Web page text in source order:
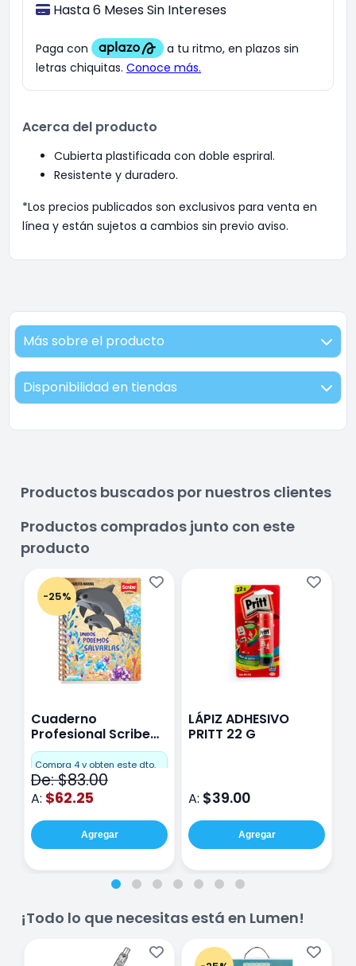
Hasta 6 Meses Sin Intereses
Acerca del producto
Cubierta plastificada con doble espriral.
Resistente y duradero.
*Los precios publicados son exclusivos para venta en
línea y están sujetos a cambios sin previo aviso.
Más sobre el producto
Disponibilidad en tiendas
Productos buscados por nuestros clientes
Productos comprados junto con este
producto
-25%
Cuaderno
Profesional Scribe
Ecológico Cuadro
Chico 100 Hojas
Compra 4 y obten este dto.
De: $83.00
A: $62.25
Agregar
LÁPIZ ADHESIVO
PRITT 22 G
A: $39.00
Agregar
¡Todo lo que necesitas está en Lumen!